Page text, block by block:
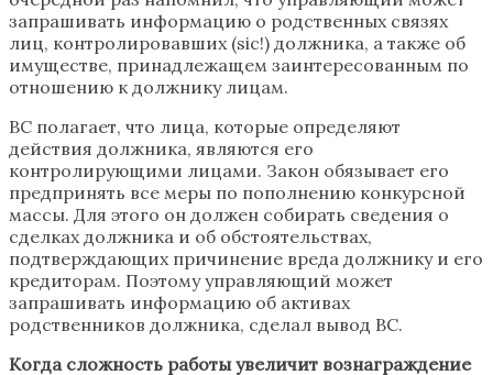
запрашивать информацию о родственных связях
лиц, контролировавших (sic!) должника, а также об
имуществе, принадлежащем заинтересованным по
отношению к должнику лицам.
ВС полагает, что лица, которые определяют
действия должника, являются его
контролирующими лицами. Закон обязывает его
предпринять все меры по пополнению конкурсной
массы. Для этого он должен собирать сведения о
сделках должника и об обстоятельствах,
подтверждающих причинение вреда должнику и его
кредиторам. Поэтому управляющий может
запрашивать информацию об активах
родственников должника, сделал вывод ВС.
Когда сложность работы увеличит вознаграждение